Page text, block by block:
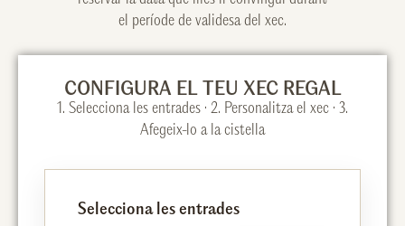
el període de validesa del xec.
CONFIGURA EL TEU XEC REGAL
1. Selecciona les entrades · 2. Personalitza el xec · 3.
Afegeix-lo a la cistella
Selecciona les entrades